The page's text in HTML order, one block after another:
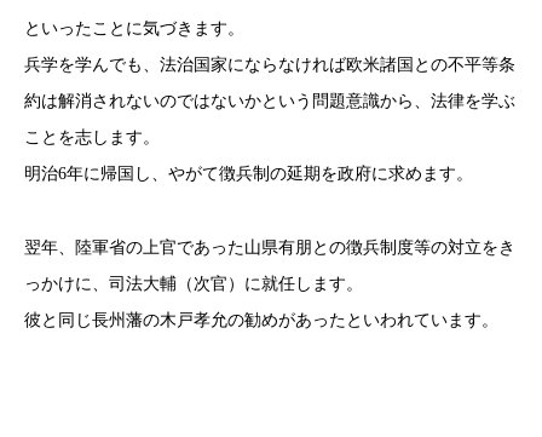
といったことに気づきます。
兵学を学んでも、法治国家にならなければ欧米諸国との不平等条
約は解消されないのではないかという問題意識から、法律を学ぶ
ことを志します。
明治6年に帰国し、やがて徴兵制の延期を政府に求めます。
翌年、陸軍省の上官であった山県有朋との徴兵制度等の対立をき
っかけに、司法大輔（次官）に就任します。
彼と同じ長州藩の木戸孝允の勧めがあったといわれています。